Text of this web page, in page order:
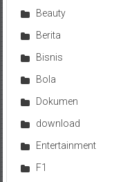
Beauty
Berita
Bisnis
Bola
Dokumen
download
Entertainment
F1